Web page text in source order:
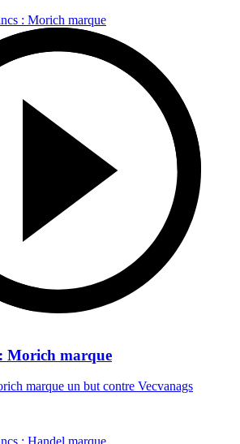
Morich marque
marque un but contre Vecvanags